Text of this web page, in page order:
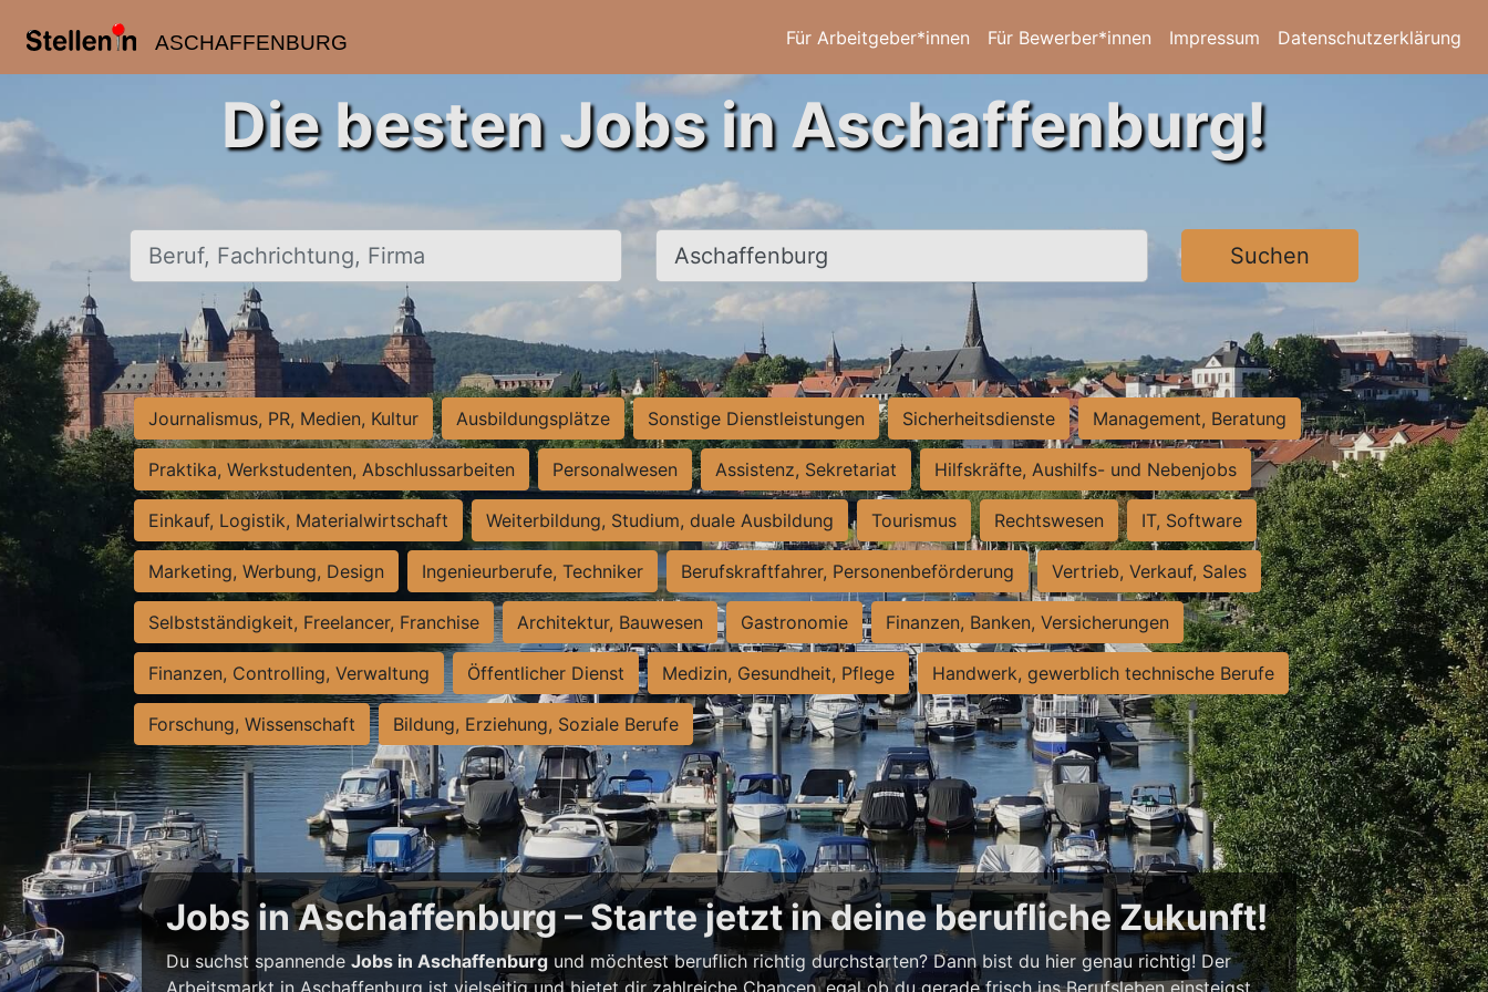
ASCHAFFENBURG Für Arbeitgeber*innen Für Bewerber*innen Impressum Datenschutzerklärung
Die besten Jobs in Aschaffenburg!
Beruf, Fachrichtung, Firma Ort, Stadt Suchen
Journalismus, PR, Medien, Kultur Ausbildungsplätze Sonstige Dienstleistungen Sicherheitsdienste Management, Beratung
Praktika, Werkstudenten, Abschlussarbeiten Personalwesen Assistenz, Sekretariat Hilfskräfte, Aushilfs- und Nebenjobs
Einkauf, Logistik, Materialwirtschaft Weiterbildung, Studium, duale Ausbildung Tourismus Rechtswesen IT, Software
Marketing, Werbung, Design Ingenieurberufe, Techniker Berufskraftfahrer, Personenbeförderung Vertrieb, Verkauf, Sales
Selbstständigkeit, Freelancer, Franchise Architektur, Bauwesen Gastronomie Finanzen, Banken, Versicherungen
Finanzen, Controlling, Verwaltung Öffentlicher Dienst Medizin, Gesundheit, Pflege Handwerk, gewerblich technische Berufe
Forschung, Wissenschaft Bildung, Erziehung, Soziale Berufe
Jobs in Aschaffenburg – Starte jetzt in deine berufliche Zukunft!
Du suchst spannendeJobs in Aschaffenburg und möchtest beruflich richtig durchstarten? Dann bist du hier genau richtig! Der